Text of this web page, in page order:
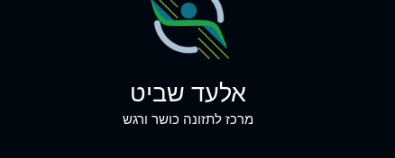
אלעד שביט
מרכז לתזונה כושר ורגש